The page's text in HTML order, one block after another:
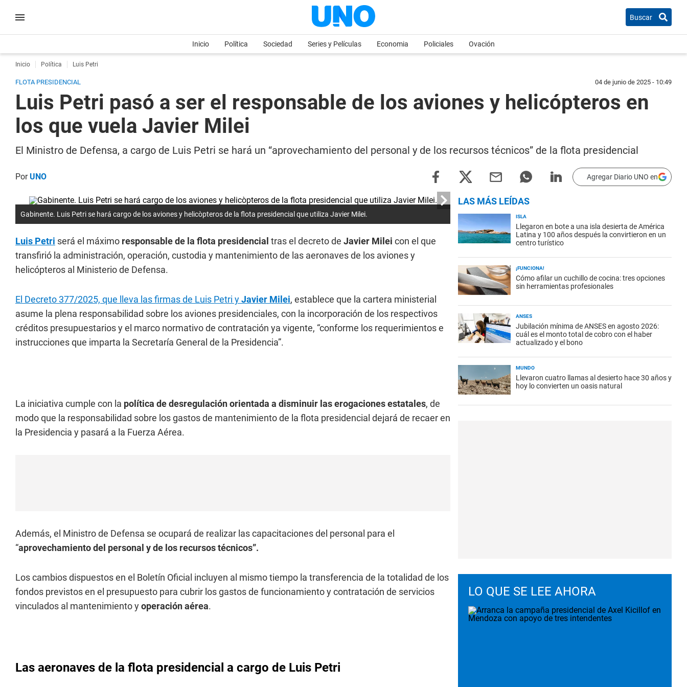
Buscar
Inicio Política Sociedad Series y Películas Economia Policiales Ovación
Inicio Política Luis Petri
FLOTA PRESIDENCIAL 04 de junio de 2025 - 10:49
Luis Petri pasó a ser el responsable de los aviones y helicópteros en
los que vuela Javier Milei
El Ministro de Defensa, a cargo de Luis Petri se hará un “aprovechamiento del personal y de los recursos técnicos” de la flota presidencial
PorUNO Agregar Diario UNO en
Gabinente. Luis Petri se hará cargo de los aviones y helicòpteros de la flota presidencial que utiliza Javier Milei.
Luis Petri será el máximo responsable de la flota presidencial tras el decreto de Javier Milei con el que
transfirió la administración, operación, custodia y mantenimiento de las aeronaves de los aviones y
helicópteros al Ministerio de Defensa.
El Decreto 377/2025, que lleva las firmas de Luis Petri yJavier Milei, establece que la cartera ministerial
asume la plena responsabilidad sobre los aviones presidenciales, con la incorporación de los respectivos
créditos presupuestarios y el marco normativo de contratación ya vigente, “conforme los requerimientos e
instrucciones que imparta la Secretaría General de la Presidencia”.
La iniciativa cumple con la política de desregulación orientada a disminuir las erogaciones estatales, de
modo que la responsabilidad sobre los gastos de mantenimiento de la flota presidencial dejará de recaer en
la Presidencia y pasará a la Fuerza Aérea.
Además, el Ministro de Defensa se ocupará de realizar las capacitaciones del personal para el
“aprovechamiento del personal y de los recursos técnicos”.
Los cambios dispuestos en el Boletín Oficial incluyen al mismo tiempo la transferencia de la totalidad de los
fondos previstos en el presupuesto para cubrir los gastos de funcionamiento y contratación de servicios
vinculados al mantenimiento yoperación aérea.
Las aeronaves de la flota presidencial a cargo de Luis Petri
LAS MÁS LEÍDAS
ISLA
Llegaron en bote a una isla desierta de América
Latina y 100 años después la convirtieron en un
centro turístico
¡FUNCIONA!
Cómo afilar un cuchillo de cocina: tres opciones
sin herramientas profesionales
ANSES
Jubilación mínima de ANSES en agosto 2026:
cuál es el monto total de cobro con el haber
actualizado y el bono
MUNDO
Llevaron cuatro llamas al desierto hace 30 años y
hoy lo convierten un oasis natural
LO QUE SE LEE AHORA